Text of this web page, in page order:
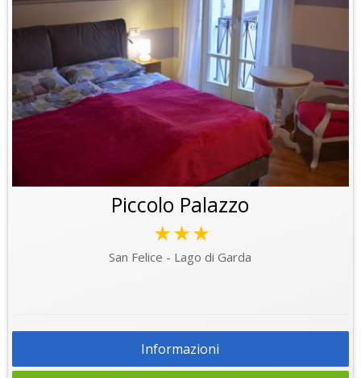
Piccolo Palazzo
★★★
San Felice - Lago di Garda
Informazioni